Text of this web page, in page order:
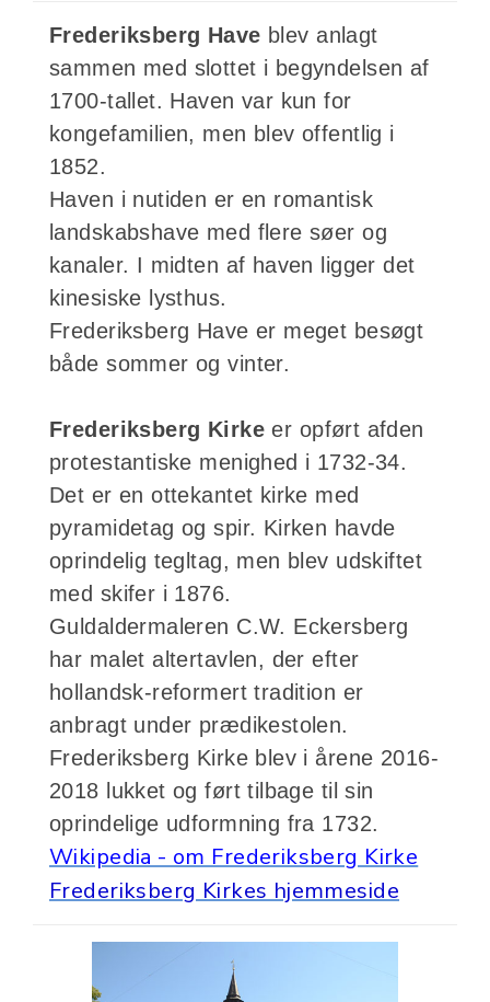
Frederiksberg Have blev anlagt
sammen med slottet i begyndelsen af
1700-tallet. Haven var kun for
kongefamilien, men blev offentlig i
1852.
Haven i nutiden er en romantisk
landskabshave med flere søer og
kanaler. I midten af haven ligger det
kinesiske lysthus.
Frederiksberg Have er meget besøgt
både sommer og vinter.
Frederiksberg Kirkeer opført afden
protestantiske menighed i 1732-34.
Det er en ottekantet kirke med
pyramidetag og spir. Kirken havde
oprindelig tegltag, men blev udskiftet
med skifer i 1876.
Guldaldermaleren C.W. Eckersberg
har malet altertavlen, der efter
hollandsk-reformert tradition er
anbragt under prædikestolen.
Frederiksberg Kirke blev i årene 2016-
2018 lukket og ført tilbage til sin
oprindelige udformning fra 1732.
Wikipedia - om Frederiksberg Kirke
Frederiksberg Kirkes hjemmeside